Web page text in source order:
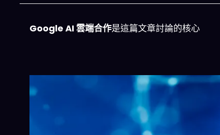
Google AI 雲端合作是這篇文章討論的核心